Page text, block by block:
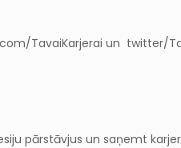
TavaiKarjerai un twitter/
pārstāvjus un saņemt